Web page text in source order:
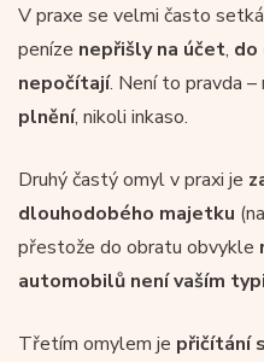
V praxe se velmi často
peníze nepřišly na účet, do
nepočítají. Není to pravda –
plnění, nikoli inkaso.
Druhý častý omyl v praxi je
dlouhodobého majetku
přestože do obratu obvykle
automobilů není vaším
Třetím omylem je přičítání